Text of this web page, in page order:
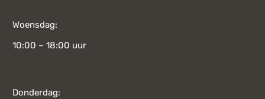
Woensdag:
10:00 – 18:00 uur
Donderdag: